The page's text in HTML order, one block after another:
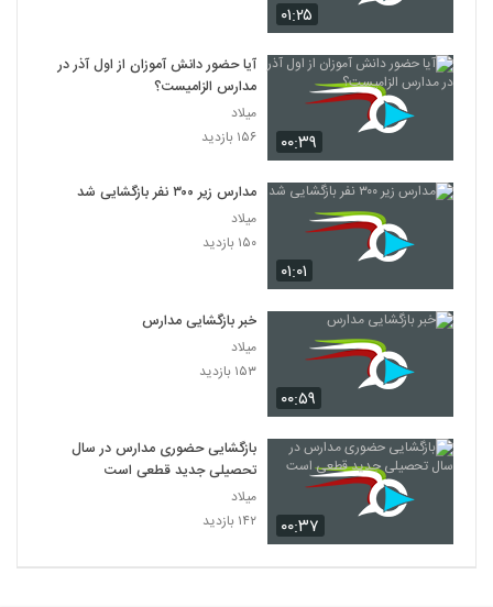
۰۱:۲۵
۰۰:۳۹
آیا حضور دانش آموزان از اول آذر در
مدارس الزامیست؟
میلاد
۱۵۶ بازدید
۰۱:۰۱
مدارس زیر ۳۰۰ نفر بازگشایی شد
میلاد
۱۵۰ بازدید
۰۰:۵۹
خبر بازگشایی مدارس
میلاد
۱۵۳ بازدید
۰۰:۳۷
بازگشایی حضوری مدارس در سال
تحصیلی جدید قطعی است
میلاد
۱۴۲ بازدید